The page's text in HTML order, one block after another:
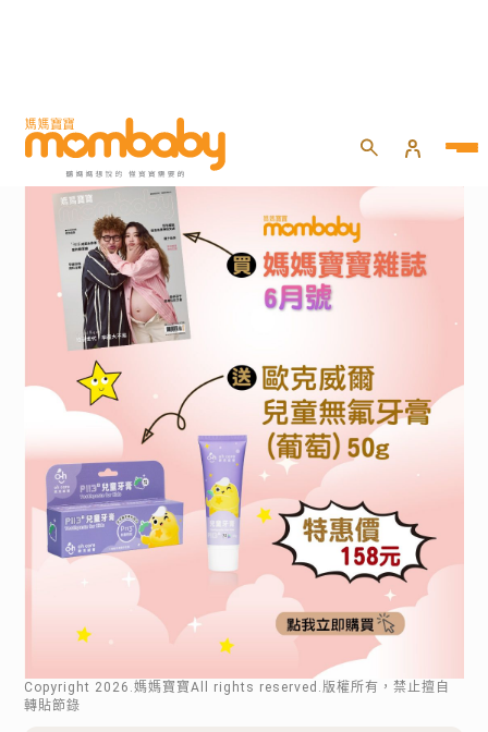
Copyright 2026 .媽媽寶寶All rights reserved.版權所有，禁止擅自
轉貼節錄